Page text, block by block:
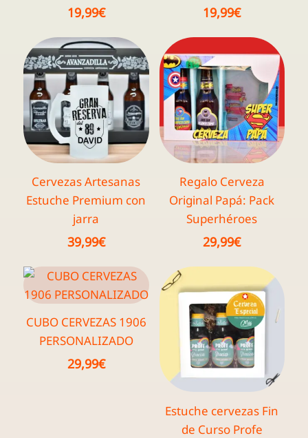
19,99€ 19,99€
Cervezas Artesanas
Estuche Premium con
jarra
39,99€
Regalo Cerveza
Original Papá: Pack
Superhéroes
29,99€
CUBO CERVEZAS 1906
PERSONALIZADO
29,99€
Estuche cervezas Fin
de Curso Profe